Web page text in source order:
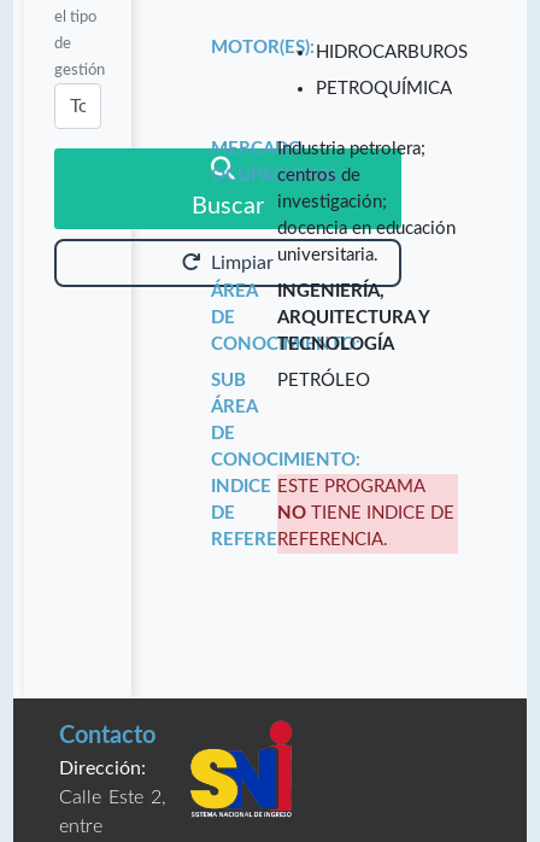
el tipo
de
gestión
Buscar
Limpiar
MOTOR(ES): HIDROCARBUROS
PETROQUÍMICA
MERCADO
OCUPACIONAL:
Industria petrolera;
centros de
investigación;
docencia en educación
universitaria.
ÁREA
DE
CONOCIMIENTO:
INGENIERÍA,
ARQUITECTURA Y
TECNOLOGÍA
SUB
ÁREA
DE
CONOCIMIENTO:
PETRÓLEO
INDICE
DE
REFERENCIA:
ESTE PROGRAMA
NO TIENE INDICE DE
REFERENCIA.
Contacto
Dirección:
Calle Este 2,
entre